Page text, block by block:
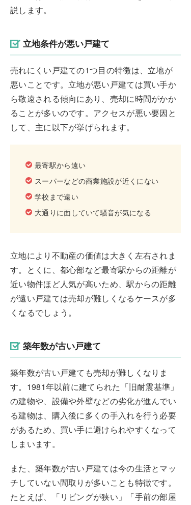
説します。
立地条件が悪い戸建て
売れにくい戸建ての1つ目の特徴は、立地が
悪いことです。立地が悪い戸建ては買い手か
ら敬遠される傾向にあり、売却に時間がかか
ることが多いのです。アクセスが悪い要因と
して、主に以下が挙げられます。
最寄駅から遠い
スーパーなどの商業施設が近くにない
学校まで遠い
大通りに面していて騒音が気になる
立地により不動産の価値は大きく左右されま
す。とくに、都心部など最寄駅からの距離が
近い物件ほど人気が高いため、駅からの距離
が遠い戸建ては売却が難しくなるケースが多
くなるでしょう。
築年数が古い戸建て
築年数が古い戸建ても売却が難しくなりま
す。1981年以前に建てられた「旧耐震基準」
の建物や、設備や外壁などの劣化が進んでい
る建物は、購入後に多くの手入れを行う必要
があるため、買い手に避けられやすくなって
しまいます。
また、築年数が古い戸建ては今の生活とマッ
チしていない間取りが多いことも特徴です。
たとえば、「リビングが狭い」「手前の部屋